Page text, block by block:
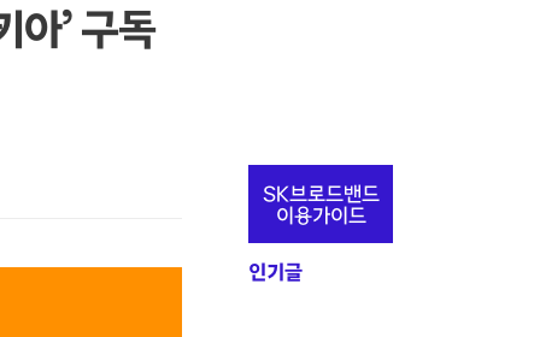
아’ 구독
추
정
보
SK브로드밴드
이용가이드
인기글